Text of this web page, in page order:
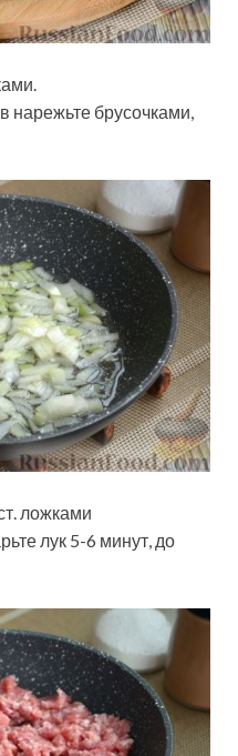
брусочками,
ложками
лук 5-6 минут, до